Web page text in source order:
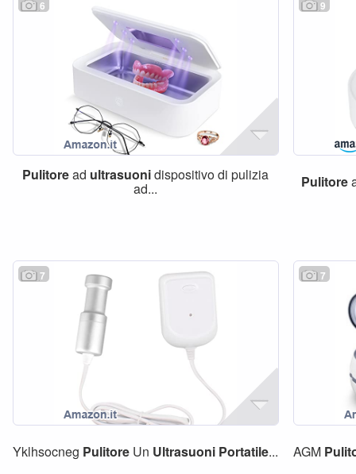
6
Pulitoread ultrasuonidispositivo di pulizia
ad...
9
Pulitore
7
Yklhsocneg Pulitore Un Ultrasuoni Portatile...
7
AGM